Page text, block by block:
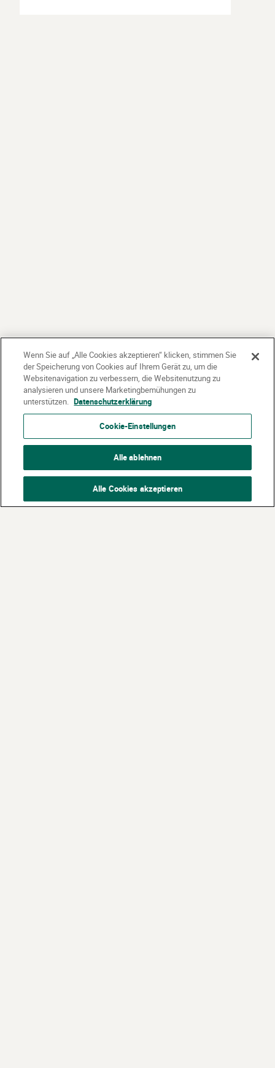
Wenn Sie auf „Alle Cookies akzeptieren“ klicken, stimmen Sie
der Speicherung von Cookies auf Ihrem Gerät zu, um die
Websitenavigation zu verbessern, die Websitenutzung zu
analysieren und unsere Marketingbemühungen zu
unterstützen. Datenschutzerklärung
Cookie-Einstellungen
Alle ablehnen
Alle Cookies akzeptieren